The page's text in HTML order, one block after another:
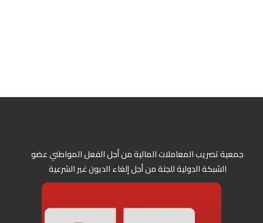
جمعية تضريب المعاملات المالية من أجل الفعل المواطني عضو
الشبكة الدولية للجنة من أجل إلغاء الديون غير الشرعية